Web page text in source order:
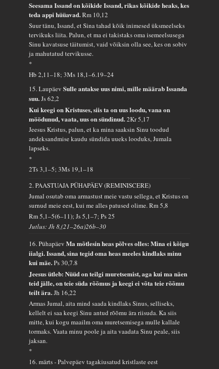
Seesama Issand on kõikide Issand, rikas kõikide heaks, kes
teda appi hüüavad.Rm 10,12
Suur tänu, Issand, et Sina tahad kõik inimesed üksmeelseks
tervikuks liita. Palun, et ma ei takistaks oma isemeelsusega
Sinu kavatsuse täitumist, vaid võiksin olla see, kes on sobiv
ja mahutatud tervikusse.
*
Hb 2,11–18; 3Ms 18,1–6.19–24
15. LaupäevSulle antakse uus nimi, mille määrab Issanda
suu.Js 62,2
Kui keegi on Kristuses, siis ta on uus loodu, vana on
möödunud, vaata, uus on sündinud.2Kr 5,17
Jeesus Kristus, palun, et ka mina saaksin Sinu toodud
andeksandmise kaudu sündida uueks looduks, Jumala
lapseks.
*
2Ts 3,1–5; 3Ms 19,1–18
2. PAASTUAJA PÜHAPÄEV (REMINISCERE)
Jumal osutab oma armastust meie vastu sellega, et Kristus on
surnud meie eest, kui me alles patused olime.Rm 5,8
Rm 5,1–5(6–11); Js 5,1–7; Ps 25
Jutlus: Jh 8,(21–26a)26b–30
16. PühapäevMa mõtlesin heas põlves olles: Mina ei kõigu
iialgi. Issand, sina tegid oma heas meeles kindlaks minu
kui mäe.Ps 30,7.8
Jeesus ütleb: Nüüd on teilgi muretsemist, aga kui ma näen
teid jälle, on teie süda rõõmus ja keegi ei võta teie rõõmu
teilt ära.Jh 16,22
Armas Jumal, aita mind saada kindlaks Sinus, selliseks,
kellelt ei saa keegi Sinu antud rõõmu ära riisuda. Ka siis
mitte, kui kogu maailm oma muretsemisega mulle kallale
tormaks. Vaata minu poole ja aita vaadata Sinu peale, siis
jaksan.
*
16. märts - Palvepäev tagakiusatud kristlaste eest